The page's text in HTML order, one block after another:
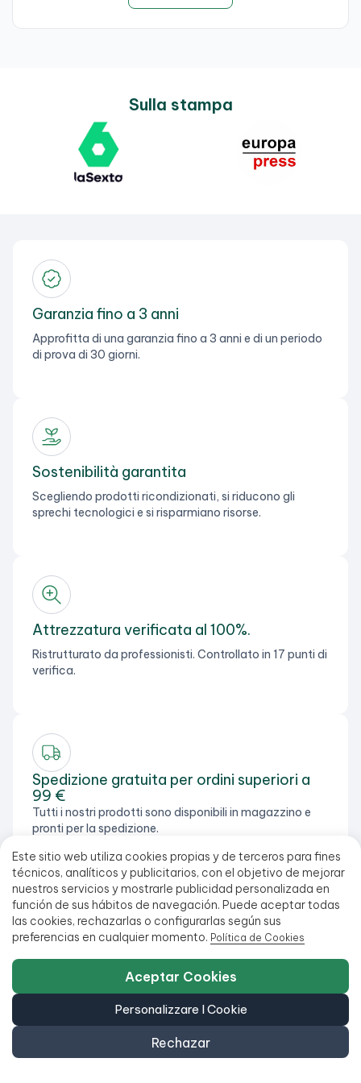
Sulla stampa
Garanzia fino a 3 anni
Approfitta di una garanzia fino a 3 anni e di un periodo
di prova di 30 giorni.
Sostenibilità garantita
Scegliendo prodotti ricondizionati, si riducono gli
sprechi tecnologici e si risparmiano risorse.
Attrezzatura verificata al 100%.
Ristrutturato da professionisti. Controllato in 17 punti di
verifica.
Spedizione gratuita per ordini superiori a
99 €
Tutti i nostri prodotti sono disponibili in magazzino e
pronti per la spedizione.
Este sitio web utiliza cookies propias y de terceros para fines
técnicos, analíticos y publicitarios, con el objetivo de mejorar
nuestros servicios y mostrarle publicidad personalizada en
función de sus hábitos de navegación. Puede aceptar todas
las cookies, rechazarlas o configurarlas según sus
preferencias en cualquier momento. Política de Cookies
Rechazar
Personalizzare I Cookie
Aceptar Cookies